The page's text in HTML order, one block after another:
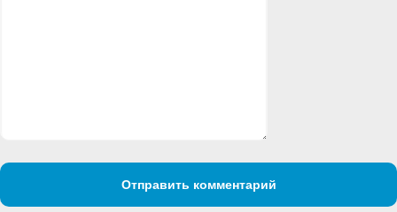
Отправить комментарий